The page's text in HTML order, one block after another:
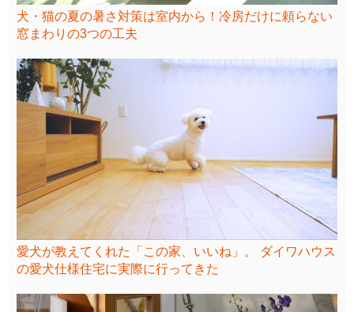
犬・猫の夏の暑さ対策は室内から！冷房だけに頼らない
窓まわりの3つの工夫
愛犬が教えてくれた「この家、いいね」。 ダイワハウス
の愛犬仕様住宅に実際に行ってきた